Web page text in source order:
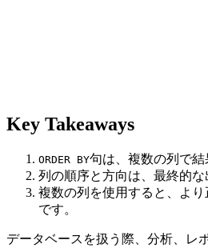
Key Takeaways
ORDER BY句は、複数の列で結
列の順序と方向は、最終的な
複数の列を使用すると、よ
です。
データベースを扱う際、分析、レ